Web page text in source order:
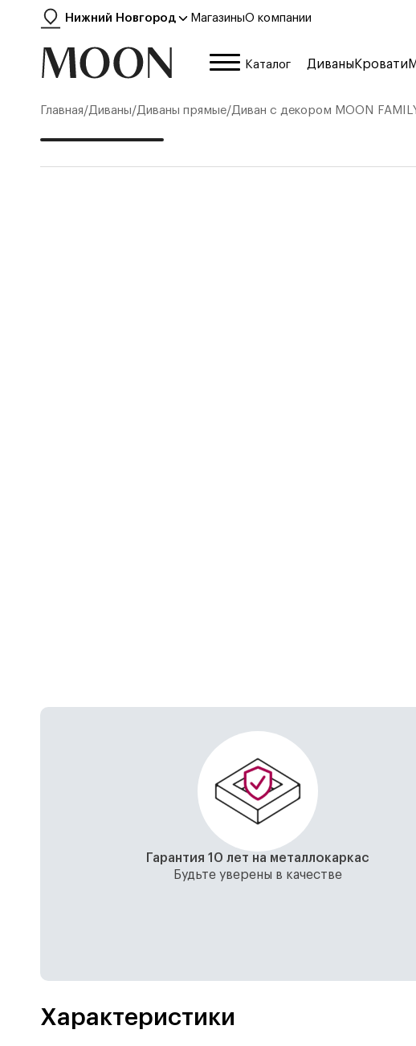
Нижний Новгород МагазиныО компании
Каталог ДиваныКровати
Главная/Диваны/Диваны прямые/Диван с декором MOON
Гарантия 10 лет на металлокаркас
Будьте уверены в качестве
Характеристики